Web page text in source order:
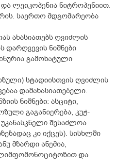
ლეიკოპენია ნიტროპენიით.
საერთო მდგომარეობა
ახასიათებს ღვიძლის
დარღვევის ნიშნები
გამოხატული
სტადიისთვის ღვიძლის
დამახასიათებელი.
ნიშნები: ასციტი,
გაგანიერება, კუჭ-
შესაძლოა
კი იქცეს). სისხლში
მზარდი ანემია,
და